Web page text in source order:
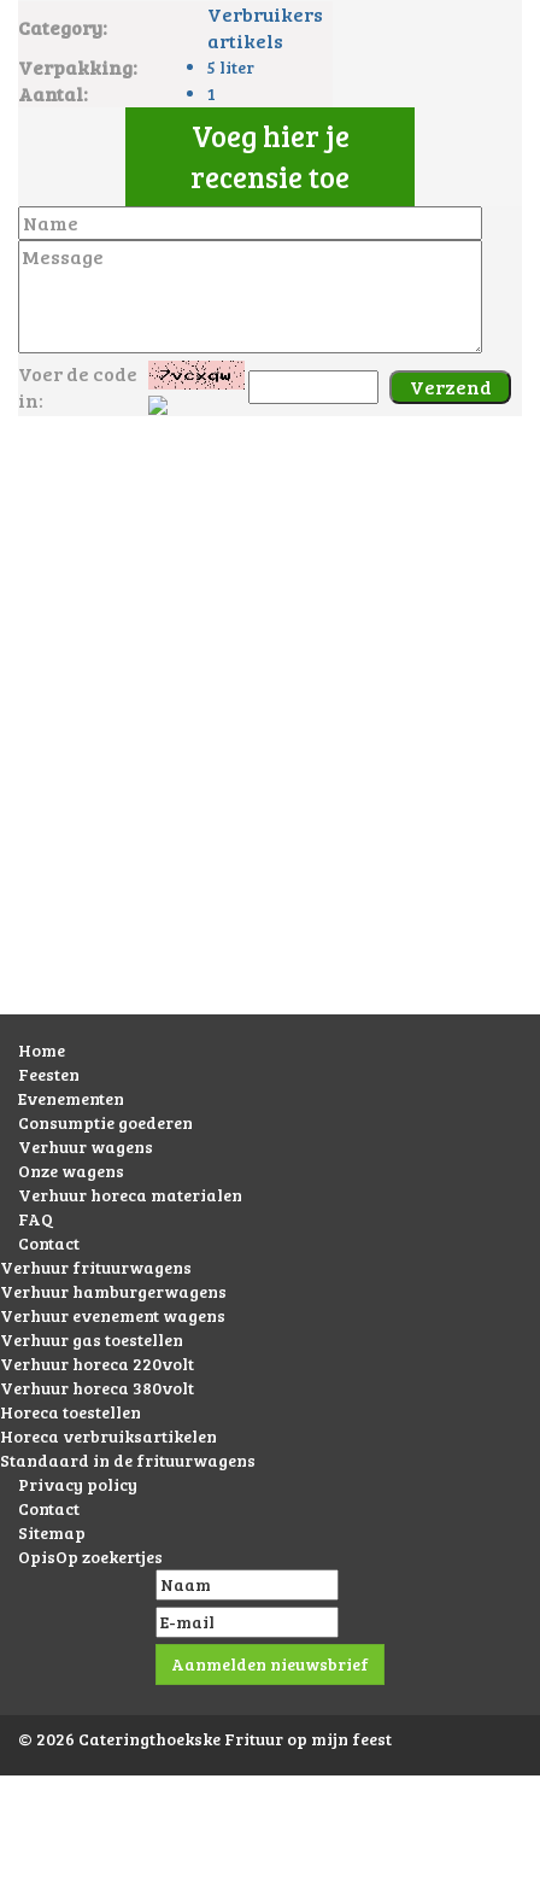
Category:
Verbruikers
artikels
Verpakking:
5 liter
Aantal: 1
Voeg hier je
recensie toe
Voer de code
in:
Home
Feesten
Evenementen
Consumptie goederen
Verhuur wagens
Onze wagens
Verhuur horeca materialen
FAQ
Contact
Verhuur frituurwagens
Verhuur hamburgerwagens
Verhuur evenement wagens
Verhuur gas toestellen
Verhuur horeca 220volt
Verhuur horeca 380volt
Horeca toestellen
Horeca verbruiksartikelen
Standaard in de frituurwagens
Privacy policy
Contact
Sitemap
OpisOp zoekertjes
© 2026 Cateringthoekske Frituur op mijn feest